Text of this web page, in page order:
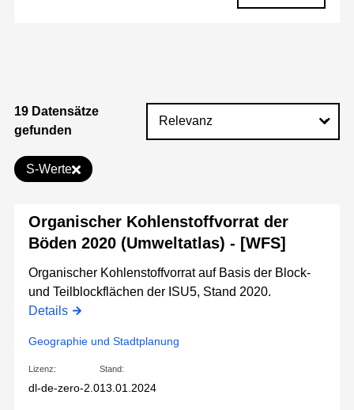
19 Datensätze
gefunden
S-Werte
Organischer Kohlenstoffvorrat der
Böden 2020 (Umweltatlas) - [WFS]
Organischer Kohlenstoffvorrat auf Basis der Block-
und Teilblockflächen der ISU5, Stand 2020.
Details
Geographie und Stadtplanung
Lizenz:
dl-de-zero-2.0
Stand:
13.01.2024